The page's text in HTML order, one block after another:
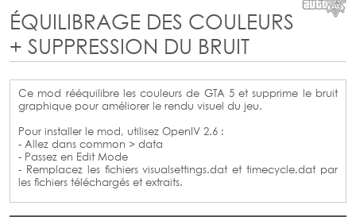
ÉQUILIBRAGE DES COULEURS
+ SUPPRESSION DU BRUIT
Ce mod rééquilibre les couleurs de GTA 5 et supprime le bruit
graphique pour améliorer le rendu visuel du jeu.
Pour installer le mod, utilisez OpenIV 2.6 :
- Allez dans common > data
- Passez en Edit Mode
- Remplacez les fichiers visualsettings.dat et timecycle.dat par
les fichiers téléchargés et extraits.